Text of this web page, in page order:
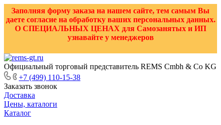
Заполняя форму заказа на нашем сайте, тем самым Вы
даете согласие на обработку ваших персональных данных.
О СПЕЦИАЛЬНЫХ ЦЕНАХ для Самозанятых и ИП
узнавайте у менеджеров
Официальный торговый представитель REMS Cmbh & Co KG
+7 (499) 110-15-38
Заказать звонок
Доставка
Цены, каталоги
Каталог